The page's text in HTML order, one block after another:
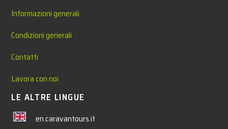
Informazioni generali
Condizioni generali
Contatti
Lavora con noi
LE ALTRE LINGUE
en.caravantours.it